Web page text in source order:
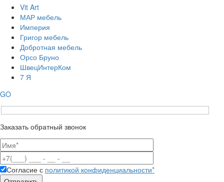
Vit Art
МАР мебель
Империя
Григор мебель
Добротная мебель
Орсо Бруно
ШвецИнтерКом
7 Я
GO
Заказать обратный звонок
Согласие с политикой конфиденциальности*